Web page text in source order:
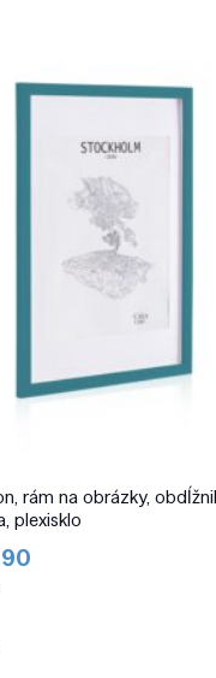
rám na obrázky,
plexisklo